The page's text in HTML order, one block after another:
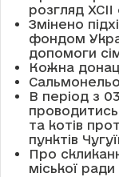
розгляд XCII
Змінено
фондом
допомоги
Кожна
В період з
та котів
пунктів
Про
міської